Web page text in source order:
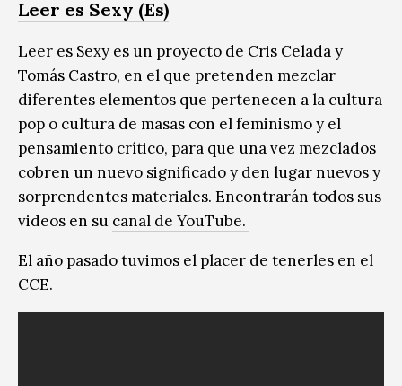
Leer es Sexy (Es)
Leer es Sexy es un proyecto de Cris Celada y
Tomás Castro, en el que pretenden mezclar
diferentes elementos que pertenecen a la cultura
pop o cultura de masas con el feminismo y el
pensamiento crítico, para que una vez mezclados
cobren un nuevo significado y den lugar nuevos y
sorprendentes materiales. Encontrarán todos sus
videos en su canal de YouTube.
El año pasado tuvimos el placer de tenerles en el
CCE.